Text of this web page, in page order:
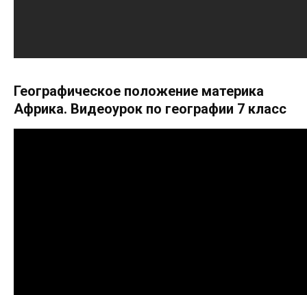
Географическое положение материка
Африка. Видеоурок по географии 7 класс